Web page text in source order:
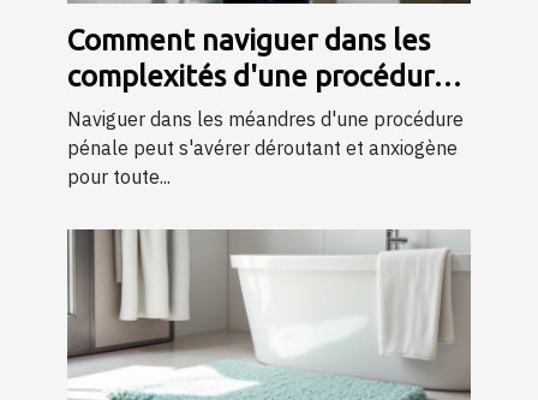
Comment naviguer dans les
complexités d'une procédure
pénale ?
Naviguer dans les méandres d'une procédure
pénale peut s'avérer déroutant et anxiogène
pour toute...